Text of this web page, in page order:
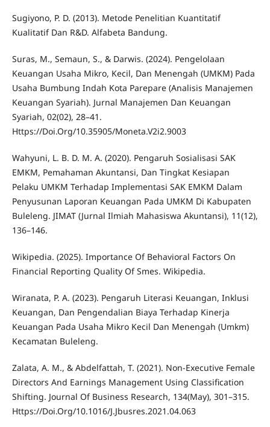
Sugiyono, P. D. (2013). Metode Penelitian Kuantitatif
Kualitatif Dan R&D. Alfabeta Bandung.
Suras, M., Semaun, S., & Darwis. (2024). Pengelolaan
Keuangan Usaha Mikro, Kecil, Dan Menengah (UMKM) Pada
Usaha Bumbung Indah Kota Parepare (Analisis Manajemen
Keuangan Syariah). Jurnal Manajemen Dan Keuangan
Syariah, 02(02), 28–41.
Https://Doi.Org/10.35905/Moneta.V2i2.9003
Wahyuni, L. B. D. M. A. (2020). Pengaruh Sosialisasi SAK
EMKM, Pemahaman Akuntansi, Dan Tingkat Kesiapan
Pelaku UMKM Terhadap Implementasi SAK EMKM Dalam
Penyusunan Laporan Keuangan Pada UMKM Di Kabupaten
Buleleng. JIMAT (Jurnal Ilmiah Mahasiswa Akuntansi), 11(12),
136–146.
Wikipedia. (2025). Importance Of Behavioral Factors On
Financial Reporting Quality Of Smes. Wikipedia.
Wiranata, P. A. (2023). Pengaruh Literasi Keuangan, Inklusi
Keuangan, Dan Pengendalian Biaya Terhadap Kinerja
Keuangan Pada Usaha Mikro Kecil Dan Menengah (Umkm)
Kecamatan Buleleng.
Zalata, A. M., & Abdelfattah, T. (2021). Non-Executive Female
Directors And Earnings Management Using Classification
Shifting. Journal Of Business Research, 134(May), 301–315.
Https://Doi.Org/10.1016/J.Jbusres.2021.04.063